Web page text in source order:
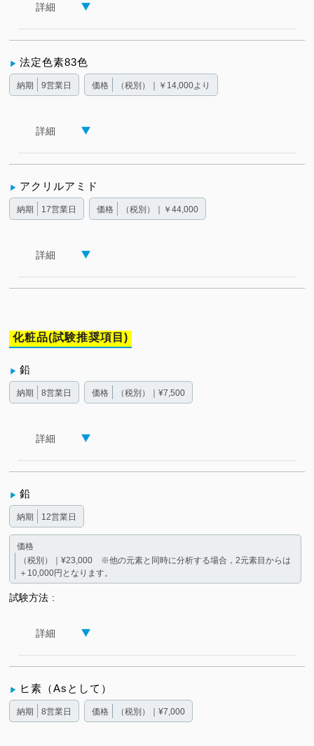
詳細
法定色素83色
納期 9営業日 価格 （税別）｜￥14,000より
詳細
アクリルアミド
納期 17営業日 価格 （税別）｜￥44,000
詳細
化粧品(試験推奨項目)
鉛
納期 8営業日 価格 （税別）｜¥7,500
詳細
鉛
納期 12営業日
価格
（税別）｜¥23,000 ※他の元素と同時に分析する場合，2元素目からは
＋10,000円となります。
試験方法
詳細
ヒ素（Asとして）
納期 8営業日 価格 （税別）｜¥7,000